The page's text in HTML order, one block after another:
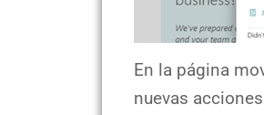
En la página
nuevas